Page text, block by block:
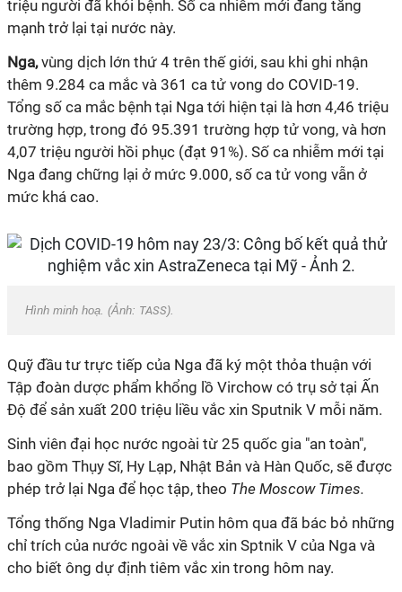
triệu người đã khỏi bệnh. Số ca nhiễm mới đang tăng
mạnh trở lại tại nước này.
Nga,vùng dịch lớn thứ 4 trên thế giới, sau khi ghi nhận
thêm 9.284 ca mắc và 361 ca tử vong do COVID-19.
Tổng số ca mắc bệnh tại Nga tới hiện tại là hơn 4,46 triệu
trường hợp, trong đó 95.391 trường hợp tử vong, và hơn
4,07 triệu người hồi phục (đạt 91%). Số ca nhiễm mới tại
Nga đang chững lại ở mức 9.000, số ca tử vong vẫn ở
mức khá cao.
Hình minh hoạ. (Ảnh: TASS).
Quỹ đầu tư trực tiếp của Nga đã ký một thỏa thuận với
Tập đoàn dược phẩm khổng lồ Virchow có trụ sở tại Ấn
Độ để sản xuất 200 triệu liều vắc xin Sputnik V mỗi năm.
Sinh viên đại học nước ngoài từ 25 quốc gia "an toàn",
bao gồm Thụy Sĩ, Hy Lạp, Nhật Bản và Hàn Quốc, sẽ được
phép trở lại Nga để học tập, theo The Moscow Times.
Tổng thống Nga Vladimir Putin hôm qua đã bác bỏ những
chỉ trích của nước ngoài về vắc xin Sptnik V của Nga và
cho biết ông dự định tiêm vắc xin trong hôm nay.